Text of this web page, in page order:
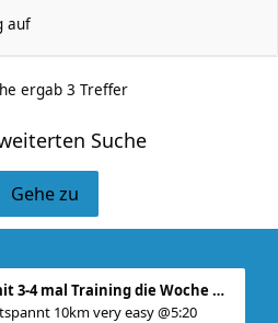
auf
ergab 3 Treffer
Suche
Gehe zu
Re: Sub 3:20h mit 3-4 mal Training die Woche machb
10km very easy @5:20